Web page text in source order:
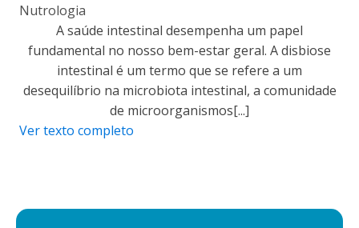
Nutrologia
A saúde intestinal desempenha um papel
fundamental no nosso bem-estar geral. A disbiose
intestinal é um termo que se refere a um
desequilíbrio na microbiota intestinal, a comunidade
de microorganismos[...]
Ver texto completo